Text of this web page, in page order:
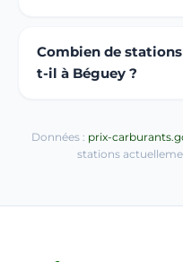
Combien de
t-il à Béguey ?
Données : prix-
stations